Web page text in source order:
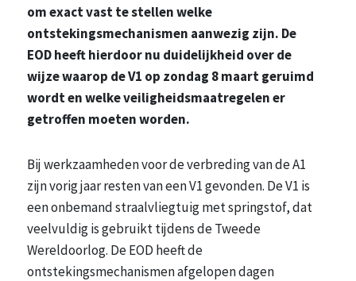
om exact vast te stellen welke
ontstekingsmechanismen aanwezig zijn. De
EOD heeft hierdoor nu duidelijkheid over de
wijze waarop de V1 op zondag 8 maart geruimd
wordt en welke veiligheidsmaatregelen er
getroffen moeten worden.
Bij werkzaamheden voor de verbreding van de A1
zijn vorig jaar resten van een V1 gevonden. De V1 is
een onbemand straalvliegtuig met springstof, dat
veelvuldig is gebruikt tijdens de Tweede
Wereldoorlog. De EOD heeft de
ontstekingsmechanismen afgelopen dagen